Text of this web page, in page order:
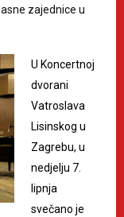
zajednice u
U Koncertnoj
dvorani
Vatroslava
Lisinskog u
Zagrebu, u
nedjelju 7.
lipnja
svečano je